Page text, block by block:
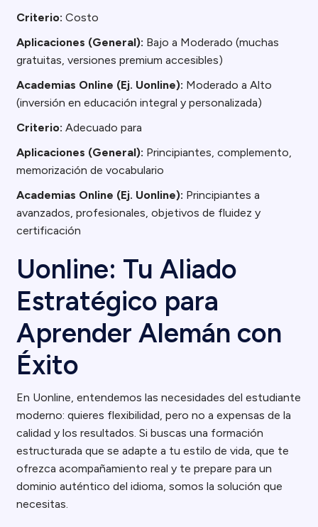
Criterio: Costo
Aplicaciones (General): Bajo a Moderado (muchas
gratuitas, versiones premium accesibles)
Academias Online (Ej. Uonline): Moderado a Alto
(inversión en educación integral y personalizada)
Criterio: Adecuado para
Aplicaciones (General): Principiantes, complemento,
memorización de vocabulario
Academias Online (Ej. Uonline): Principiantes a
avanzados, profesionales, objetivos de fluidez y
certificación
Uonline: Tu Aliado
Estratégico para
Aprender Alemán con
Éxito
En Uonline, entendemos las necesidades del estudiante
moderno: quieres flexibilidad, pero no a expensas de la
calidad y los resultados. Si buscas una formación
estructurada que se adapte a tu estilo de vida, que te
ofrezca acompañamiento real y te prepare para un
dominio auténtico del idioma, somos la solución que
necesitas.